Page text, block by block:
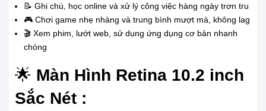
📝 Ghi chú, học online và xử lý công việc hàng ngày trơn tru
🎮 Chơi game nhẹ nhàng và trung bình mượt mà, không lag
🎬 Xem phim, lướt web, sử dụng ứng dụng cơ bản nhanh
chóng
🌟 Màn Hình Retina 10.2 inch
Sắc Nét :